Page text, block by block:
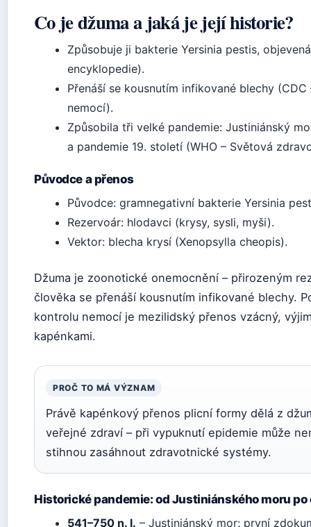
Co je džuma a jaká je její historie?
Způsobuje ji bakterie Yersinia pestis,
encyklopedie).
Přenáší se kousnutím infikované blechy
nemocí).
Způsobila tři velké pandemie: Justiniánský
a pandemie 19. století (WHO – Světová
Původce a přenos
Původce: gramnegativní bakterie Yersinia
Rezervoár: hlodavci (krysy, sysli, myši).
Vektor: blecha krysí (Xenopsylla cheopis).
Džuma je zoonotické onemocnění – přirozeným
člověka se přenáší kousnutím infikované blechy.
kontrolu nemocí je mezilidský přenos vzácný,
kapénkami.
PROČ TO MÁ VÝZNAM
Právě kapénkový přenos plicní formy dělá z
veřejné zdraví – při vypuknutí epidemie může
stihnou zasáhnout zdravotnické systémy.
Historické pandemie: od Justiniánského moru
541–750 n. l. – Justiniánský mor: první